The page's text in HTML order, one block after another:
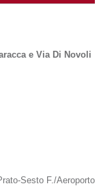
e Via Di Novoli
Sesto F./Aeroporto